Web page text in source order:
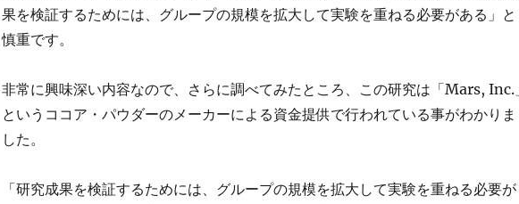
果を検証するためには、グループの規模を拡大して実験を重ねる必要がある」と
慎重です。
非常に興味深い内容なので、さらに調べてみたところ、この研究は「Mars, Inc.
というココア・パウダーのメーカーによる資金提供で行われている事がわかりま
した。
「研究成果を検証するためには、グループの規模を拡大して実験を重ねる必要が